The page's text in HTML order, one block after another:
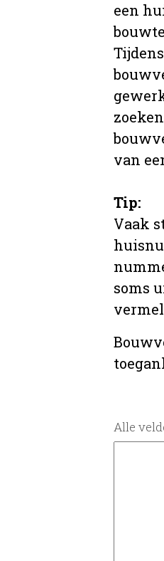
een
van
Tip:
Vaak
soms
Alle